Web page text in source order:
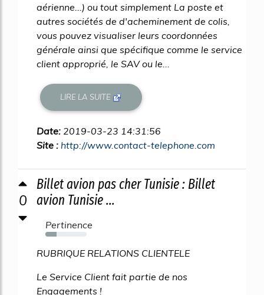
aérienne...) ou tout simplement La poste et
autres sociétés de d'acheminement de colis,
vous pouvez visualiser leurs coordonnées
générale ainsi que spécifique comme le service
client approprié, le SAV ou le...
LIRE LA SUITE
Date: 2019-03-23 14:31:56
Site : http://www.contact-telephone.com
0
Billet avion pas cher Tunisie : Billet
avion Tunisie ...
Pertinence
27%
RUBRIQUE RELATIONS CLIENTELE
Le Service Client fait partie de nos
Engagements !